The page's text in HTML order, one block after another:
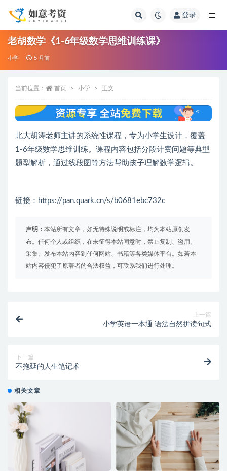
登录
老胡数学《1-6年级数学思维训练课》
小学 5 月前
当前位置： 首页 小学 正文
北大胡涛老师主讲的系统性课程，专为小学生设计，覆盖
1-6年级数学思维训练。课程内容包括分段计费问题等典型
题型解析，通过线段图等方法帮助孩子理解数学逻辑。
链接：https://pan.quark.cn/s/b0681ebc732c
声明： 本站所有文章，如无特殊说明或标注，均为本站原创发
布。任何个人或组织，在未征得本站同意时，禁止复制、盗用、
采集、发布本站内容到任何网站、书籍等各类媒体平台。如若本
站内容侵犯了原著者的合法权益，可联系我们进行处理。
上一篇
小学英语一本通 语法自然拼读句式
下一篇
不拖延的人生笔记术
相关文章